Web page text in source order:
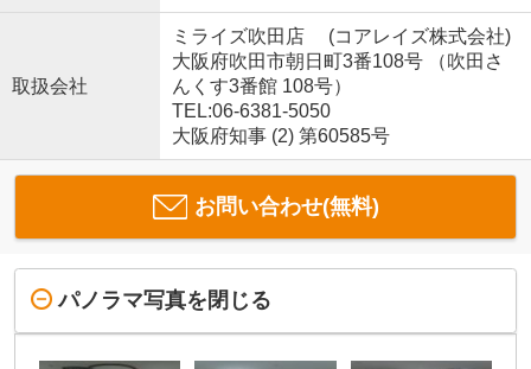
取扱会社
ミライズ吹田店 (コアレイズ株式会社)
大阪府吹田市朝日町3番108号 （吹田さ
んくす3番館 108号）
TEL:06-6381-5050
大阪府知事 (2) 第60585号
お問い合わせ(無料)
パノラマ写真を閉じる